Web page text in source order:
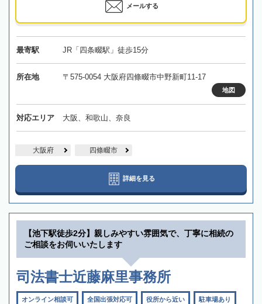
メールする
最寄駅 JR「四条畷駅」徒歩15分
所在地 〒575-0054 大阪府四條畷市中野新町11-17
地図
対応エリア 大阪、和歌山、奈良
大阪府 四條畷市
詳細を見る
【池下駅徒歩2分】親しみやすい雰囲気で、丁寧に相続の
ご相談をお伺いいたします
司法書士近藤麻里事務所
オンライン相談可 全国出張対応可 役所から近い 駐車場あり